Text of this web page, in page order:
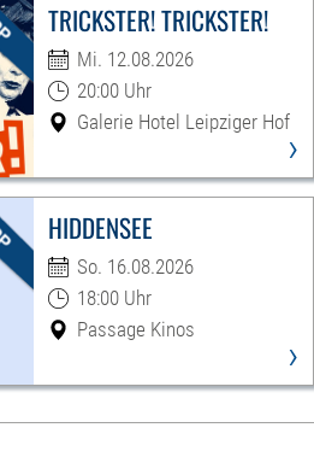
TRICKSTER! TRICKSTER!
Mi. 12.08.2026
20:00 Uhr
Galerie Hotel Leipziger Hof
›
HIDDENSEE
So. 16.08.2026
18:00 Uhr
Passage Kinos
›